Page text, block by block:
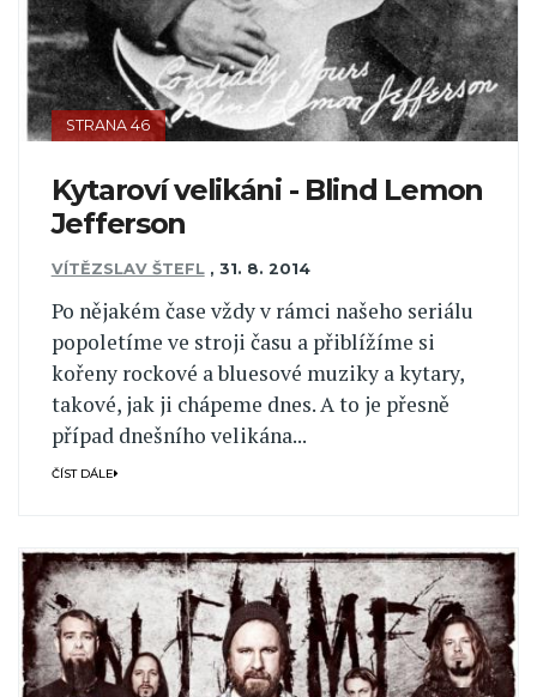
STRANA 46
Kytaroví velikáni - Blind Lemon
Jefferson
VÍTĚZSLAV ŠTEFL , 31. 8. 2014
Po nějakém čase vždy v rámci našeho seriálu
popoletíme ve stroji času a přiblížíme si
kořeny rockové a bluesové muziky a kytary,
takové, jak ji chápeme dnes. A to je přesně
případ dnešního velikána...
ČÍST DÁLE